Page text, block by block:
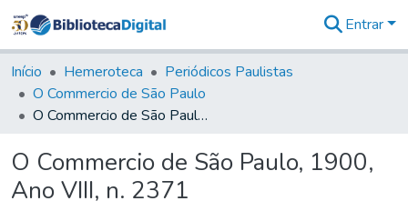
&
Coleções
Tudo na
Biblioteca
Estatísticas
Entrar
Início Hemeroteca
Periódicos Paulistas
O Commercio de São Paulo
O Commercio de São Paulo, 1900, Ano VIII, n. 2371
O Commercio de São Paulo, 1900,
Ano VIII, n. 2371